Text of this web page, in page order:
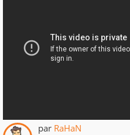
par RaHaN